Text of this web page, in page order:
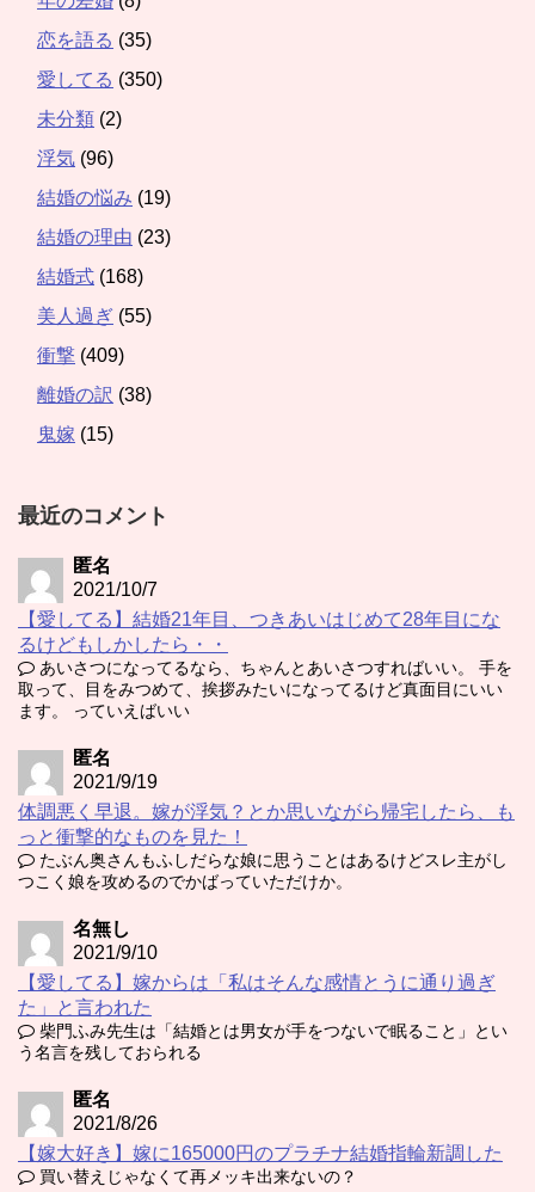
恋を語る (35)
愛してる (350)
未分類 (2)
浮気 (96)
結婚の悩み (19)
結婚の理由 (23)
結婚式 (168)
美人過ぎ (55)
衝撃 (409)
離婚の訳 (38)
鬼嫁 (15)
最近のコメント
匿名
2021/10/7
【愛してる】結婚21年目、つきあいはじめて28年目にな
るけどもしかしたら・・
あいさつになってるなら、ちゃんとあいさつすればいい。 手を
取って、目をみつめて、挨拶みたいになってるけど真面目にいい
ます。 っていえばいい
匿名
2021/9/19
体調悪く早退。嫁が浮気？とか思いながら帰宅したら、も
っと衝撃的なものを見た！
たぶん奥さんもふしだらな娘に思うことはあるけどスレ主がし
つこく娘を攻めるのでかばっていただけか。
名無し
2021/9/10
【愛してる】嫁からは「私はそんな感情とうに通り過ぎ
た」と言われた
柴門ふみ先生は「結婚とは男女が手をつないで眠ること」とい
う名言を残しておられる
匿名
2021/8/26
【嫁大好き】嫁に165000円のプラチナ結婚指輪新調した
買い替えじゃなくて再メッキ出来ないの？